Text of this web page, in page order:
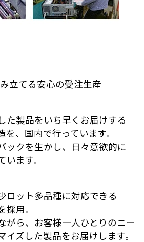
立てる安心の受注生産
た製品をいち早くお届けする
を、国内で行っています。
ックを生かし、日々意欲的に
ます。
ロット多品種に対応できる
採用。
がら、お客様一人ひとりのニー
イズした製品をお届けします。